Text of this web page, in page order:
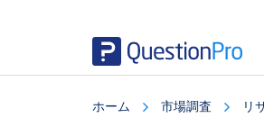
ホーム 市場調査 リ